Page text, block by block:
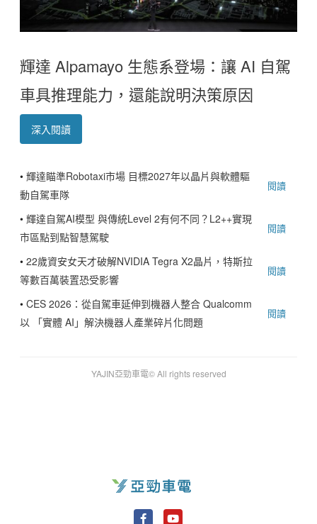
輝達 Alpamayo 生態系登場：讓 AI 自駕
車具推理能力，還能說明決策原因
深入閱讀
• 輝達瞄準Robotaxi市場 目標2027年以晶片與軟體驅
動自駕車隊
閱讀
• 輝達自駕AI模型 與傳統Level 2有何不同？L2++實現
市區點到點智慧駕駛
閱讀
• 22歲資安女天才破解NVIDIA Tegra X2晶片，特斯拉
等數百萬裝置恐受影響
閱讀
• CES 2026：從自駕車延伸到機器人整合 Qualcomm
以 「實體 AI」解決機器人產業碎片化問題
閱讀
YAJIN亞勁車電© All rights reserved